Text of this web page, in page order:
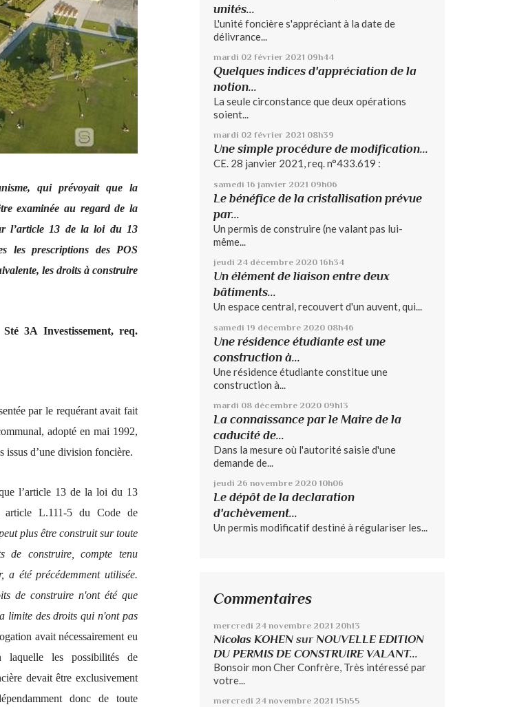
qui prévoyait que la
examinée au regard de la
l’article 13 de la loi du 13
les prescriptions des POS
les droits à construire
3A Investissement, req.
par le requérant avait fait
adopté en mai 1992,
issus d’une division foncière.
l’article 13 de la loi du 13
article L.111-5 du Code de
plus être construit sur toute
de construire, compte tenu
a été précédemment utilisée.
de construire n'ont été que
limite des droits qui n'ont pas
avait nécessairement eu
laquelle les possibilités de
devait être exclusivement
donc de toute
unités...
L'unité foncière s'appréciant à la date de
délivrance...
mardi 02 février 2021 09h44
Quelques indices d'appréciation de la
notion...
La seule circonstance que deux opérations
soient...
mardi 02 février 2021 08h39
Une simple procédure de modification...
CE. 28 janvier 2021, req. n°433.619 :
samedi 16 janvier 2021 09h06
Le bénéfice de la cristallisation prévue
par...
Un permis de construire (ne valant pas lui-
même...
jeudi 24 décembre 2020 16h34
Un élément de liaison entre deux
bâtiments...
Un espace central, recouvert d'un auvent, qui...
samedi 19 décembre 2020 08h46
Une résidence étudiante est une
construction à...
Une résidence étudiante constitue une
construction à...
mardi 08 décembre 2020 09h13
La connaissance par le Maire de la
caducité de...
Dans la mesure où l'autorité saisie d'une
demande de...
jeudi 26 novembre 2020 10h06
Le dépôt de la declaration
d'achèvement...
Un permis modificatif destiné à régulariser les...
Commentaires
mercredi 24 novembre 2021 20h13
Nicolas KOHEN sur NOUVELLE EDITION
DU PERMIS DE CONSTRUIRE VALANT...
Bonsoir mon Cher Confrère, Très intéressé par
votre...
mercredi 24 novembre 2021 15h55